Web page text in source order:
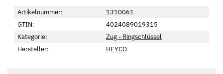
Artikelnummer:
1310061
GTIN:
4024089019315
Kategorie:
Zug - Ringschlüssel
Hersteller:
HEYCO